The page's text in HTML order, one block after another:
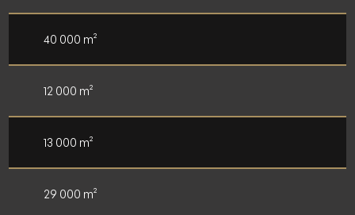
40 000 m²
12 000 m²
13 000 m²
29 000 m²